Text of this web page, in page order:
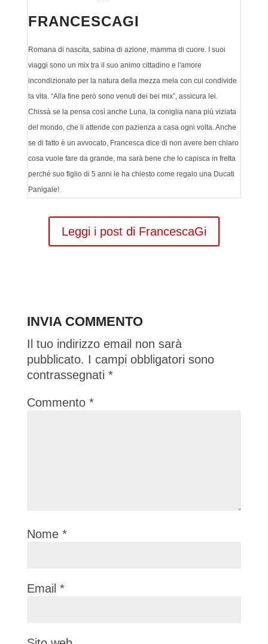
FRANCESCAGI
Romana di nascita, sabina di azione, mamma di cuore. I suoi
viaggi sono un mix tra il suo animo cittadino e l'amore
incondizionato per la natura della mezza mela con cui condivide
la vita. “Alla fine però sono venuti dei bei mix”, assicura lei.
Chissà se la pensa così anche Luna, la coniglia nana più viziata
del mondo, che li attende con pazienza a casa ogni volta. Anche
se di fatto è un avvocato, Francesca dice di non avere ben chiaro
cosa vuole fare da grande, ma sarà bene che lo capisca in fretta
perché suo figlio di 5 anni le ha chiesto come regalo una Ducati
Panigale!
Leggi i post di FrancescaGi
INVIA COMMENTO
Il tuo indirizzo email non sarà
pubblicato. I campi obbligatori sono
contrassegnati *
Commento *
Nome *
Email *